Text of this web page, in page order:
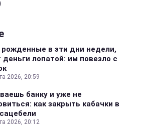
в эти дни недели,
деньги лопатой: им повезло с
2026, 20:59
банку и уже не
как закрыть кабачки в
2026, 20:12